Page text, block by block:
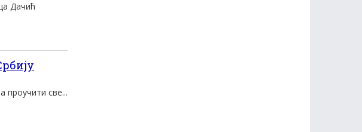
Дачић
проучити све...